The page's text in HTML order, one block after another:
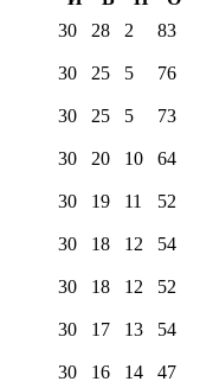
30 28 2 83
30 25 5 76
30 25 5 73
30 20 10 64
30 19 11 52
30 18 12 54
30 18 12 52
30 17 13 54
30 16 14 47